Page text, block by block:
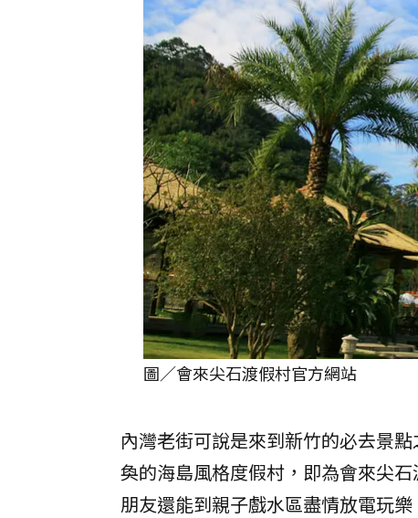
圖／會來尖石渡假村官方網站
內灣老街可說是來到新竹的必去景
奐的海島風格度假村，即為會來尖
朋友還能到親子戲水區盡情放電玩